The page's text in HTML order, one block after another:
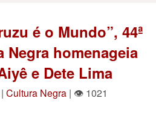
é o Mundo”, 44ª
Negra homenageia
e Dete Lima
Cultura Negra | 👁 1021